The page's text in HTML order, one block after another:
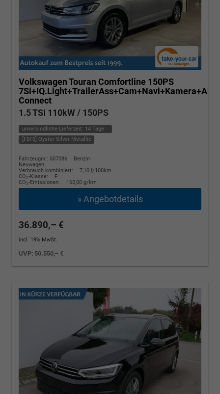
Volkswagen Touran Comfortline 150PS
Connect
1.5 TSI 110kW / 150PS
unverbindliche Lieferzeit: 14 Tage
[F0F0] Oyster Silver Metallic
Fahrzeugnr.: 507086
Benzin
Neuwagen
Verbrauch kombiniert:
7,10 l/100km
CO2-Klasse:
F
CO2-Emissionen: 162,00 g/km
» Angebotdetails
36.890,– €
incl. 19% MwSt.
UVP: 50.550,– €